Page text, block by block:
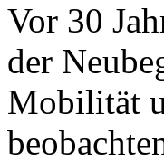
Vor 30
der
Mobilität